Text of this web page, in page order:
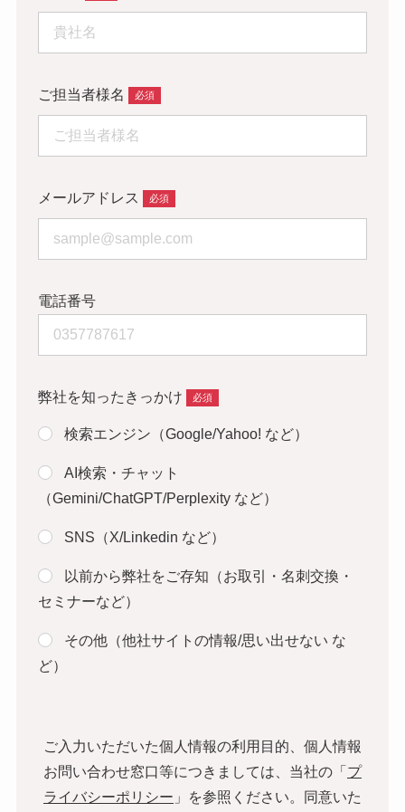
ご担当者様名
メールアドレス
電話番号
弊社を知ったきっかけ
検索エンジン（Google/Yahoo! など）
AI検索・チャット
（Gemini/ChatGPT/Perplexity など）
SNS（X/Linkedin など）
以前から弊社をご存知（お取引・名刺交換・
セミナーなど）
その他（他社サイトの情報/思い出せない な
ど）
ご入力いただいた個人情報の利用目的、個人情報
お問い合わせ窓口等につきましては、当社の「 プ
ライバシーポリシー 」を参照ください。同意いた